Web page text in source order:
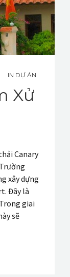
IN DỰ ÁN
Xử
Canary
xây dựng
Đây là
giai
sẽ